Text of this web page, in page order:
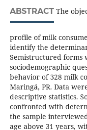
ABSTRACTThe
profile of milk
identify the
Semistructured forms
sociodemographic
behavior of 328 milk
Maringá, PR. Data
descriptive statistics.
confronted with
the sample
age above 31 years,